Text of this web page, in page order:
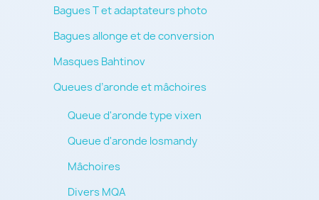
Bagues T et adaptateurs photo
Bagues allonge et de conversion
Masques Bahtinov
Queues d’aronde et mâchoires
Queue d'aronde type vixen
Queue d'aronde losmandy
Mâchoires
Divers MQA